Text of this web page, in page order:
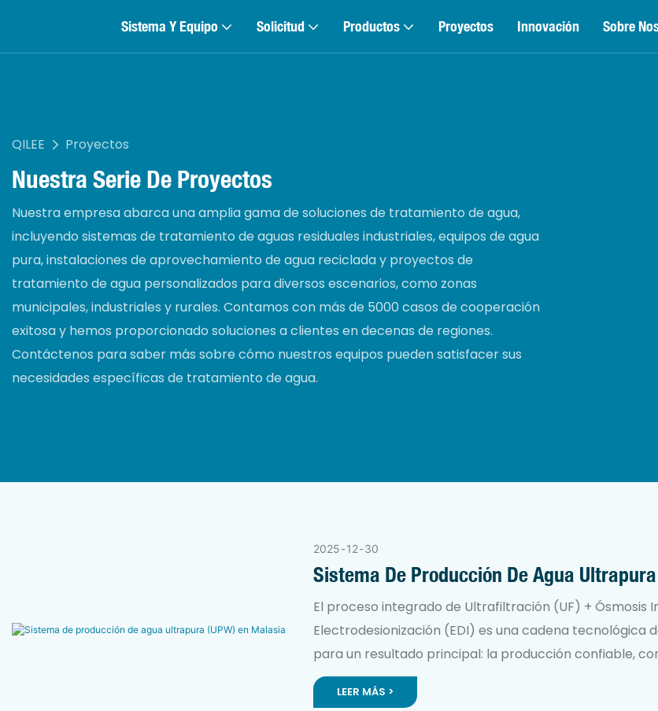
Sistema Y Equipo Solicitud Productos Proyectos Innovación Sobre
QILEE Proyectos
Nuestra Serie De Proyectos
Nuestra empresa abarca una amplia gama de soluciones de tratamiento de agua,
incluyendo sistemas de tratamiento de aguas residuales industriales, equipos de agua
pura, instalaciones de aprovechamiento de agua reciclada y proyectos de
tratamiento de agua personalizados para diversos escenarios, como zonas
municipales, industriales y rurales. Contamos con más de 5000 casos de cooperación
exitosa y hemos proporcionado soluciones a clientes en decenas de regiones.
Contáctenos para saber más sobre cómo nuestros equipos pueden satisfacer sus
necesidades específicas de tratamiento de agua.
Sistema De Producción De Agua Ultrapura
Malasia
El proceso integrado de Ultrafiltración (UF) + Ósmosis
Electrodesionización (EDI) es una cadena tecnológica
para un resultado principal: la producción confiable,
químicos de Agua Ultrapura (AUP). No se trata de un
reciclaje de agua.
2025 12 30
LEER MÁS >